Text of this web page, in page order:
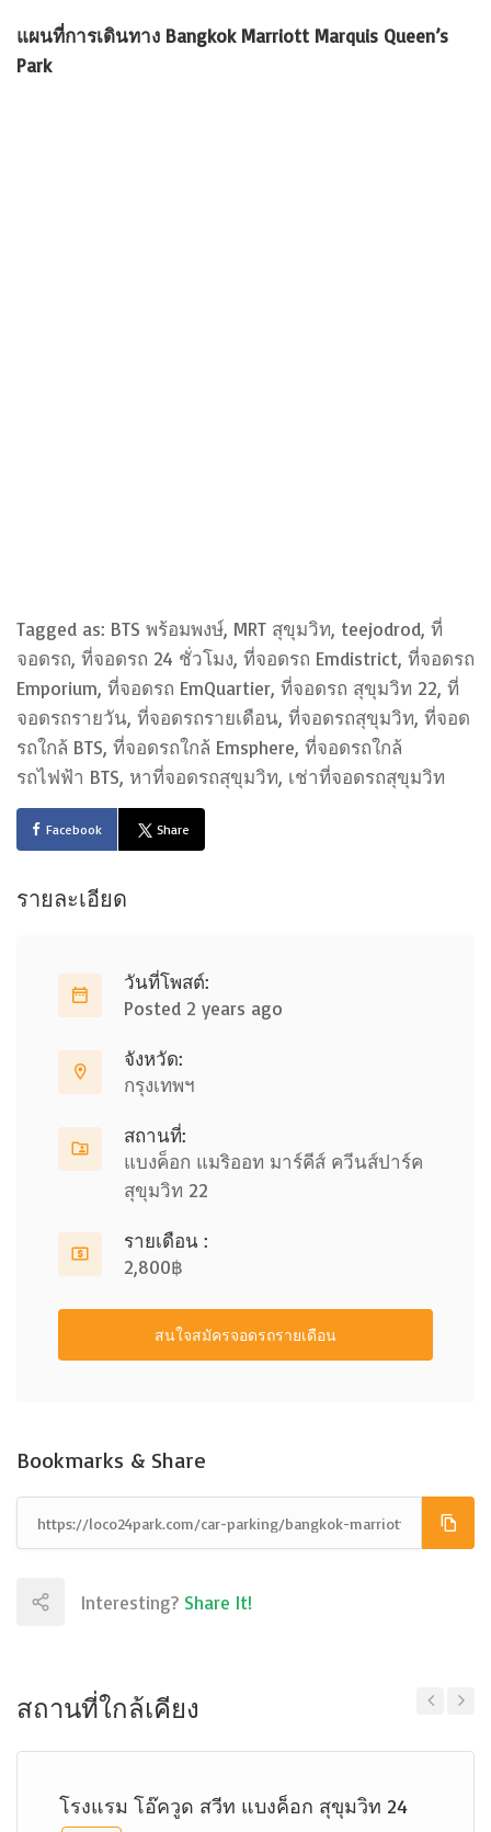
แผนที่การเดินทาง Bangkok Marriott Marquis Queen’s
Park
Tagged as: BTS พร้อมพงษ์, MRT สุขุมวิท, teejodrod, ที่
จอดรถ, ที่จอดรถ 24 ชั่วโมง, ที่จอดรถ Emdistrict, ที่จอดรถ
Emporium, ที่จอดรถ EmQuartier, ที่จอดรถ สุขุมวิท 22, ที่
จอดรถรายวัน, ที่จอดรถรายเดือน, ที่จอดรถสุขุมวิท, ที่จอด
รถใกล้ BTS, ที่จอดรถใกล้ Emsphere, ที่จอดรถใกล้
รถไฟฟ้า BTS, หาที่จอดรถสุขุมวิท, เช่าที่จอดรถสุขุมวิท
Facebook Share
รายละเอียด
วันที่โพสต์:
Posted 2 years ago
จังหวัด:
กรุงเทพฯ
สถานที่:
แบงค็อก แมริออท มาร์คีส์ ควีนส์ปาร์ค
สุขุมวิท 22
รายเดือน :
2,800฿
สนใจสมัครจอดรถรายเดือน
Bookmarks & Share
Interesting? Share It!
สถานที่ใกล้เคียง
โรงแรม โอ๊ควูด สวีท แบงค็อก สุขุมวิท 24